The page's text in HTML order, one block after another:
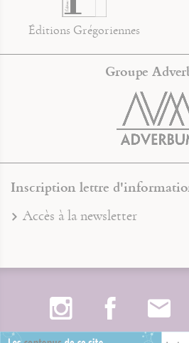
Éditions Grégoriennes
Groupe
Inscription lettre
Accès à la newsletter